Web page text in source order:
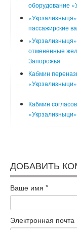
оборудование
пассажирские
отмененные
Запорожья
Кабмин
«Укрзализныци»
Кабмин
«Укрзализныци»
ДОБАВИТЬ
Ваше имя *
Электронная почта